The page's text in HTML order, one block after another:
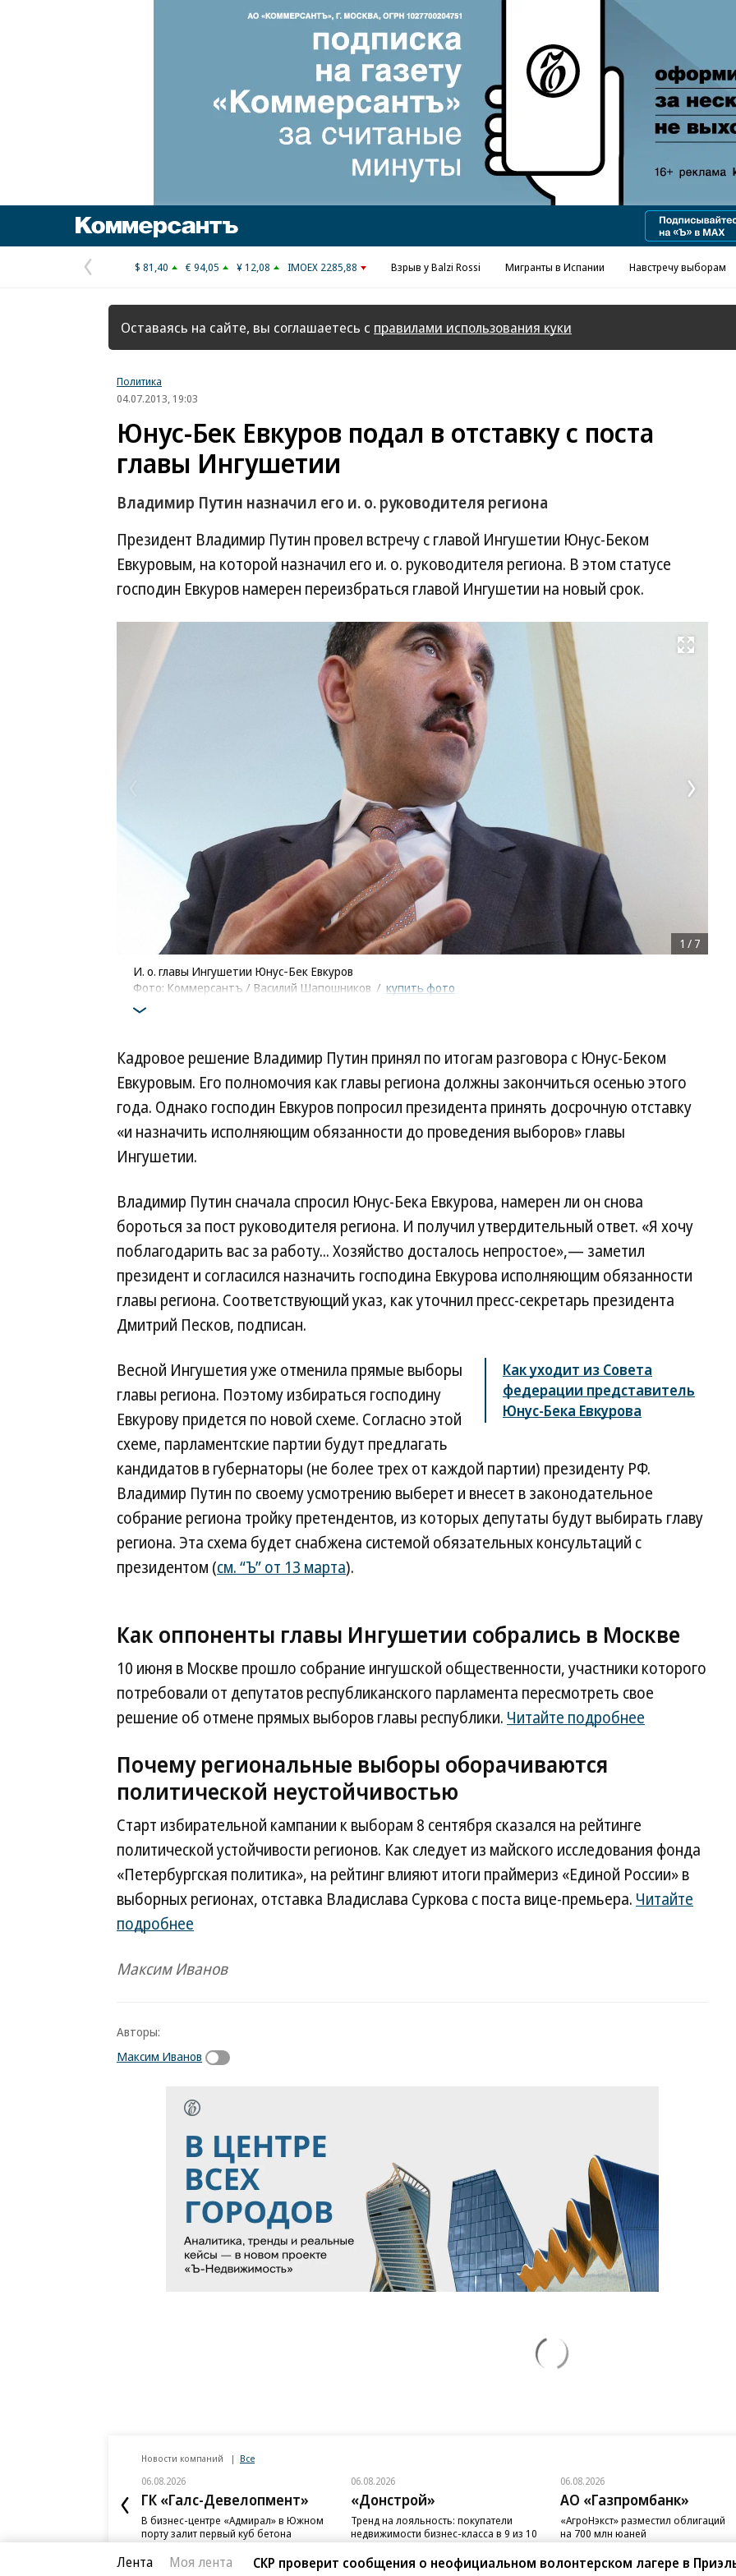
Реклама в «Ъ» www.kommersant.ru/ad
Предыдущая
страница
$ 81,40 € 94,05 ¥ 12,08 IMOEX 2285,88 Взрыв у Balzi Rossi Мигранты в Испании Навстречу выборам
Оставаясь на сайте, вы соглашаетесь с правилами использования куки
Политика
04.07.2013, 19:03
Юнус-Бек Евкуров подал в отставку с поста
главы Ингушетии
Владимир Путин назначил его и. о. руководителя региона
Президент Владимир Путин провел встречу с главой Ингушетии Юнус-Беком
Евкуровым, на которой назначил его и. о. руководителя региона. В этом статусе
господин Евкуров намерен переизбраться главой Ингушетии на новый срок.
Развернуть на весь экран
И. о. главы Ингушетии Юнус-Бек Евкуров
Фото: Коммерсантъ / Василий Шапошников / купить фото
1 / 7
Кадровое решение Владимир Путин принял по итогам разговора с Юнус-Беком
Евкуровым. Его полномочия как главы региона должны закончиться осенью этого
года. Однако господин Евкуров попросил президента принять досрочную отставку
«и назначить исполняющим обязанности до проведения выборов» главы
Ингушетии.
Владимир Путин сначала спросил Юнус-Бека Евкурова, намерен ли он снова
бороться за пост руководителя региона. И получил утвердительный ответ. «Я хочу
поблагодарить вас за работу... Хозяйство досталось непростое»,— заметил
президент и согласился назначить господина Евкурова исполняющим обязанности
главы региона. Соответствующий указ, как уточнил пресс-секретарь президента
Дмитрий Песков, подписан.
Как уходит из Совета
федерации представитель
Юнус-Бека Евкурова
Весной Ингушетия уже отменила прямые выборы
главы региона. Поэтому избираться господину
Евкурову придется по новой схеме. Согласно этой
схеме, парламентские партии будут предлагать
кандидатов в губернаторы (не более трех от каждой партии) президенту РФ.
Владимир Путин по своему усмотрению выберет и внесет в законодательное
собрание региона тройку претендентов, из которых депутаты будут выбирать главу
региона. Эта схема будет снабжена системой обязательных консультаций с
президентом (см. “Ъ” от 13 марта).
Как оппоненты главы Ингушетии собрались в Москве
10 июня в Москве прошло собрание ингушской общественности, участники которого
потребовали от депутатов республиканского парламента пересмотреть свое
решение об отмене прямых выборов главы республики. Читайте подробнее
Почему региональные выборы оборачиваются
политической неустойчивостью
Старт избирательной кампании к выборам 8 сентября сказался на рейтинге
политической устойчивости регионов. Как следует из майского исследования фонда
«Петербургская политика», на рейтинг влияют итоги праймериз «Единой России» в
выборных регионах, отставка Владислава Суркова с поста вице-премьера. Читайте
подробнее
Максим Иванов
Авторы:
Максим Иванов
Новости компаний Все
06.08.2026
ГК «Галс-Девелопмент»
В бизнес-центре «Адмирал» в Южном
порту залит первый куб бетона
06.08.2026
«Донстрой»
Тренд на лояльность: покупатели
недвижимости бизнес-класса в 9 из 10
случаев остаются в сегменте
06.08.2026
АО «Газпромбанк»
«АгроНэкст» разместил облигаций
на 700 млн юаней
Лента Моя лента СКР проверит сообщения о неофициальном волонтерском лагере в